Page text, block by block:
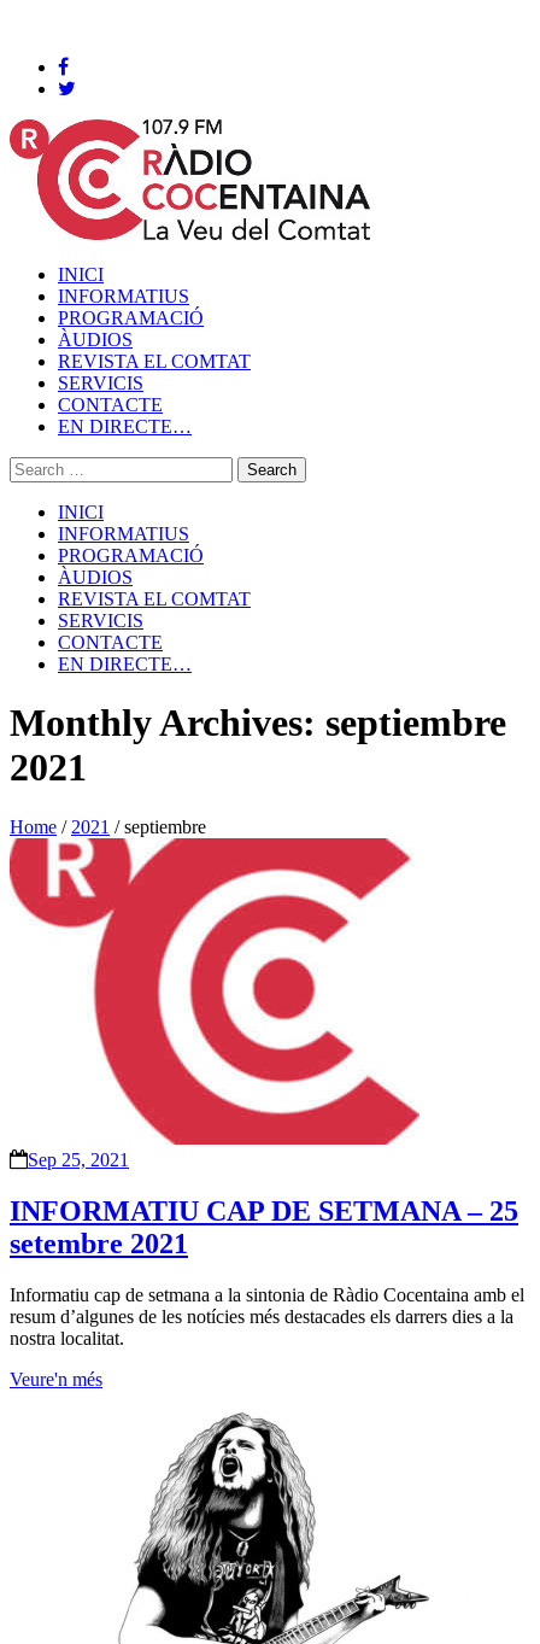
INICI
INFORMATIUS
PROGRAMACIÓ
ÀUDIOS
REVISTA EL COMTAT
SERVICIS
CONTACTE
EN DIRECTE…
INICI
INFORMATIUS
PROGRAMACIÓ
ÀUDIOS
REVISTA EL COMTAT
SERVICIS
CONTACTE
EN DIRECTE…
Monthly Archives: septiembre
2021
Home / 2021 /septiembre
Sep 25, 2021
INFORMATIU CAP DE SETMANA – 25
setembre 2021
Informatiu cap de setmana a la sintonia de Ràdio Cocentaina amb el
resum d’algunes de les notícies més destacades els darrers dies a la
nostra localitat.
Veure'n més